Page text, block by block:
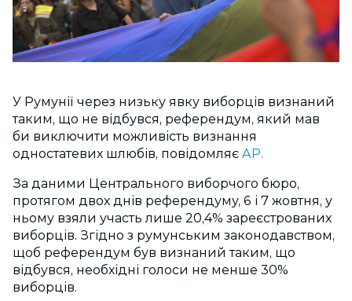
У Румунії через низьку явку виборців визнаний
таким, що не відбувся, референдум, який мав
би виключити можливість визнання
одностатевих шлюбів, повідомляє AP.
За даними Центрального виборчого бюро,
протягом двох днів референдуму, 6 і 7 жовтня, у
ньому взяли участь лише 20,4% зареєстрованих
виборців. Згідно з румунським законодавством,
щоб референдум був визнаний таким, що
відбувся, необхідні голоси не менше 30%
виборців.